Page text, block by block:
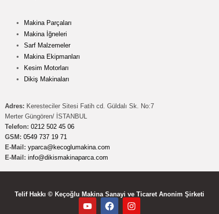
Makina Parçaları
Makina İğneleri
Sarf Malzemeler
Makina Ekipmanları
Kesim Motorları
Dikiş Makinaları
Adres: Keresteciler Sitesi Fatih cd. Güldalı Sk. No:7
Merter Güngören/ İSTANBUL
Telefon: 0212 502 45 06
GSM: 0549 737 19 71
E-Mail: yparca@kecoglumakina.com
E-Mail: info@dikismakinaparca.com
Telif Hakkı © Keçoğlu Makina Sanayi ve Ticaret Anonim Şirketi